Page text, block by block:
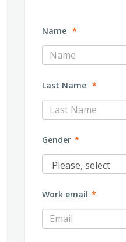
Name *
Last Name *
Gender *
Work email *